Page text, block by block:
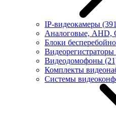
IP-видеокамеры
Аналоговые, AHD,
Блоки
Видеорегистраторы
Видеодомофоны
Комплекты
Системы